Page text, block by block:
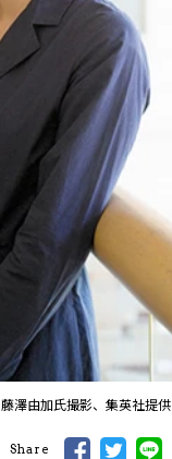
藤澤由加氏撮影、集英社提供
Share